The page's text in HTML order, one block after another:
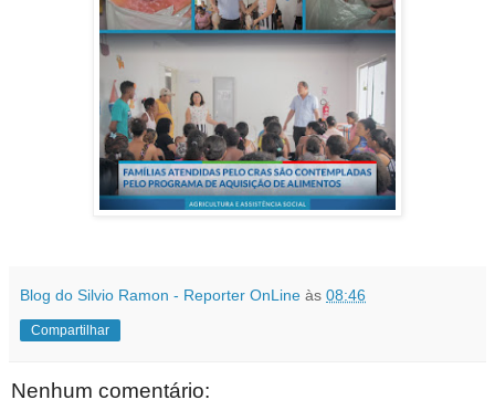
Blog do Silvio Ramon - Reporter OnLine às 08:46
Compartilhar
Nenhum comentário: